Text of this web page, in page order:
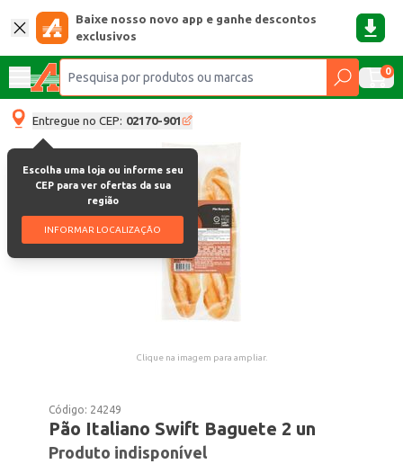
Baixe nosso novo app e ganhe descontos
exclusivos
0
Entregue no CEP: 02170-901
Escolha uma loja ou informe seu
CEP para ver ofertas da sua
região
INFORMAR LOCALIZAÇÃO
Clique na imagem para ampliar.
Código: 24249
Pão Italiano Swift Baguete 2 un
Produto indisponível